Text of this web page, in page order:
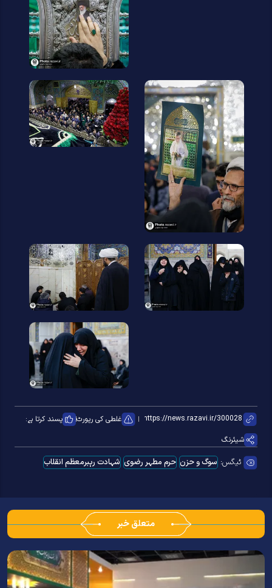
غلطی کی رپورٹ
پسند کرتا ہے:
شیئرنگ
ٹیگس: سوگ و حزن حرم مطہر رضوی شہادت رہبرمعظم انقلاب
متعلق خبر